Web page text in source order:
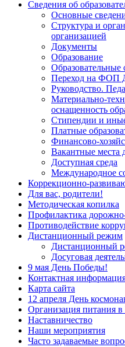
Сведения об
Основные
Структура и
организацией
Документы
Образование
Образовательные
Переход на ФОП
Руководство.
Материально-
оснащенность
Стипендии и
Платные
Финансово-
Вакантные места
Доступная среда
Международное
Коррекционно-
Для вас, родители!
Методическая копилка
Профилактика
Противодействие
Дистанционный режим
Дистанционный
Досуговая
9 мая День Победы!
Контактная
Карта сайта
12 апреля День
Организация питания
Наставничество
Наши мероприятия
Часто задаваемые